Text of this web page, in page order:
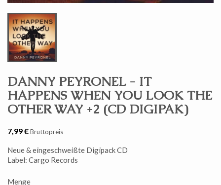
DANNY PEYRONEL - IT
HAPPENS WHEN YOU LOOK THE
OTHER WAY +2 (CD DIGIPAK)
7,99 €Bruttopreis
Neue & eingeschweißte Digipack CD
Label: Cargo Records
Menge